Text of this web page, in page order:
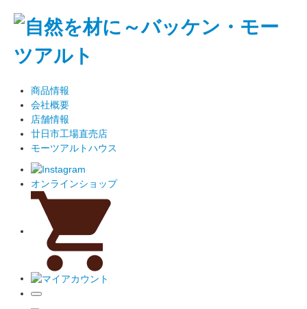
商品情報
会社概要
店舗情報
廿日市工場直売店
モーツアルトハウス
オンラインショップ